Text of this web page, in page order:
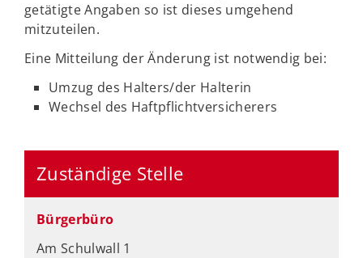
getätigte Angaben so ist dieses umgehend
mitzuteilen.
Eine Mitteilung der Änderung ist notwendig bei:
Umzug des Halters/der Halterin
Wechsel des Haftpflichtversicherers
Zuständige Stelle
Bürgerbüro
Am Schulwall 1